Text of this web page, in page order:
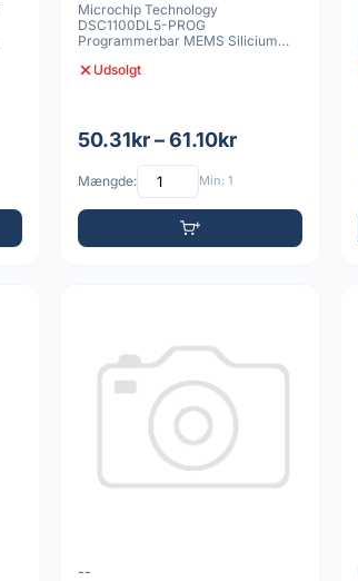
Microchip Technology
DSC1100DL5-PROG
Programmerbar MEMS Silicium
Udsolgt
50.31kr – 61.10kr
Mængde: Min: 1
--